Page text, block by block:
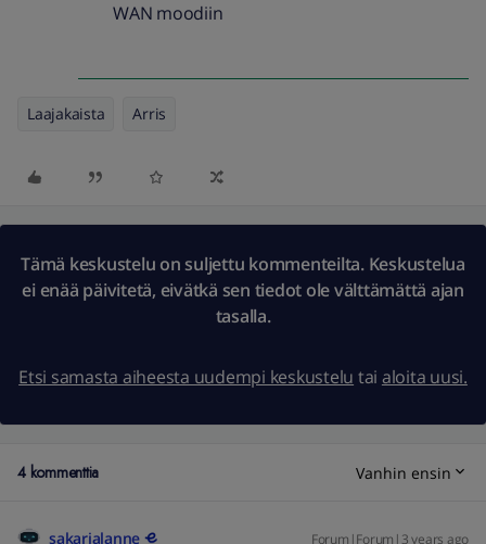
WAN moodiin
Laajakaista Arris
Tämä keskustelu on suljettu kommenteilta. Keskustelua
ei enää päivitetä, eivätkä sen tiedot ole välttämättä ajan
tasalla.
Etsi samasta aiheesta uudempi keskustelu tai aloita uusi.
4 kommenttia Vanhin ensin
sakarialanne Forum|Forum|3 years ago